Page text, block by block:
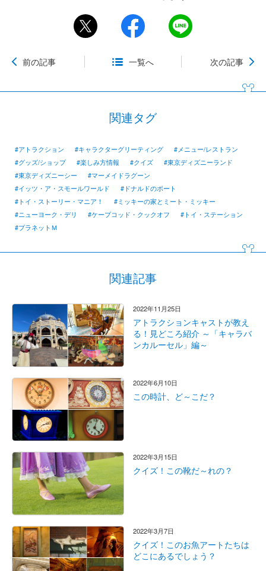
前の記事 一覧へ 次の記事
関連タグ
#アトラクション #キャラクターグリーティング
#メニュー/レストラン
#グッズ/ショップ
#楽しみ方情報 #クイズ
#東京ディズニーランド
#東京ディズニーシー
#マーメイドラグーン
#イッツ・ア・スモールワールド
#ドナルドのボート
#トイ・ストーリー・マニア！
#ミッキーの家とミート・ミッキー
#ニューヨーク・デリ
#ケープコッド・クックオフ
#トイ・ステーション
#プラネットＭ
関連記事
2022年11月25日
アトラクションキャストが教え
る！見どころ紹介 ～「キャラバ
ンカルーセル」編～
2022年6月10日
この時計、ど～こだ？
2022年3月15日
クイズ！この靴だ～れの？
2022年3月7日
クイズ！このお魚アートたちは
どこにあるでしょう？